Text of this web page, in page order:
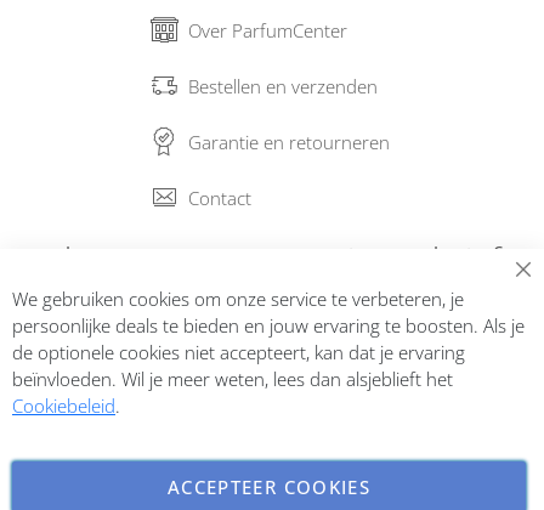
Over ParfumCenter
Bestellen en verzenden
Garantie en retourneren
Contact
Abonneer op onze nieuwsbrief
Inschrijven
We gebruiken cookies om onze service te verbeteren, je
persoonlijke deals te bieden en jouw ervaring te boosten. Als je
de optionele cookies niet accepteert, kan dat je ervaring
beïnvloeden. Wil je meer weten, lees dan alsjeblieft het
Cookiebeleid.
ACCEPTEER COOKIES